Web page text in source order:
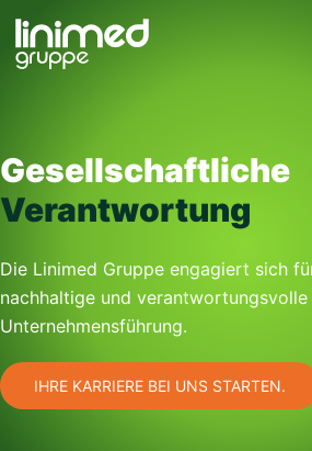
Skip
to
Gesellschaftliche
Verantwortung
Die Linimed Gruppe engagiert sich
nachhaltige und verantwortungsvolle
Unternehmensführung.
IHRE KARRIERE BEI UNS STARTEN.